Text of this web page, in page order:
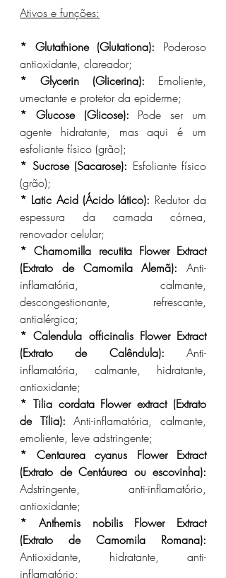
Ativos e funções:
* Glutathione (Glutationa): Poderoso
antioxidante, clareador;
* Glycerin (Glicerina): Emoliente,
umectante e protetor da epiderme;
* Glucose (Glicose): Pode ser um
agente hidratante, mas aqui é um
esfoliante físico (grão);
* Sucrose (Sacarose): Esfoliante físico
(grão);
* Latic Acid (Ácido lático): Redutor da
espessura da camada córnea,
renovador celular;
* Chamomilla recutita Flower Extract
(Extrato de Camomila Alemã): Anti-
inflamatória, calmante,
descongestionante, refrescante,
antialérgica;
* Calendula officinalis Flower Extract
(Extrato de Calêndula): Anti-
inflamatória, calmante, hidratante,
antioxidante;
* Tilia cordata Flower extract (Extrato
de Tília): Anti-inflamatória, calmante,
emoliente, leve adstringente;
* Centaurea cyanus Flower Extract
(Extrato de Centáurea ou escovinha):
Adstringente, anti-inflamatório,
antioxidante;
* Anthemis nobilis Flower Extract
(Extrato de Camomila Romana):
Antioxidante, hidratante, anti-
inflamatório;